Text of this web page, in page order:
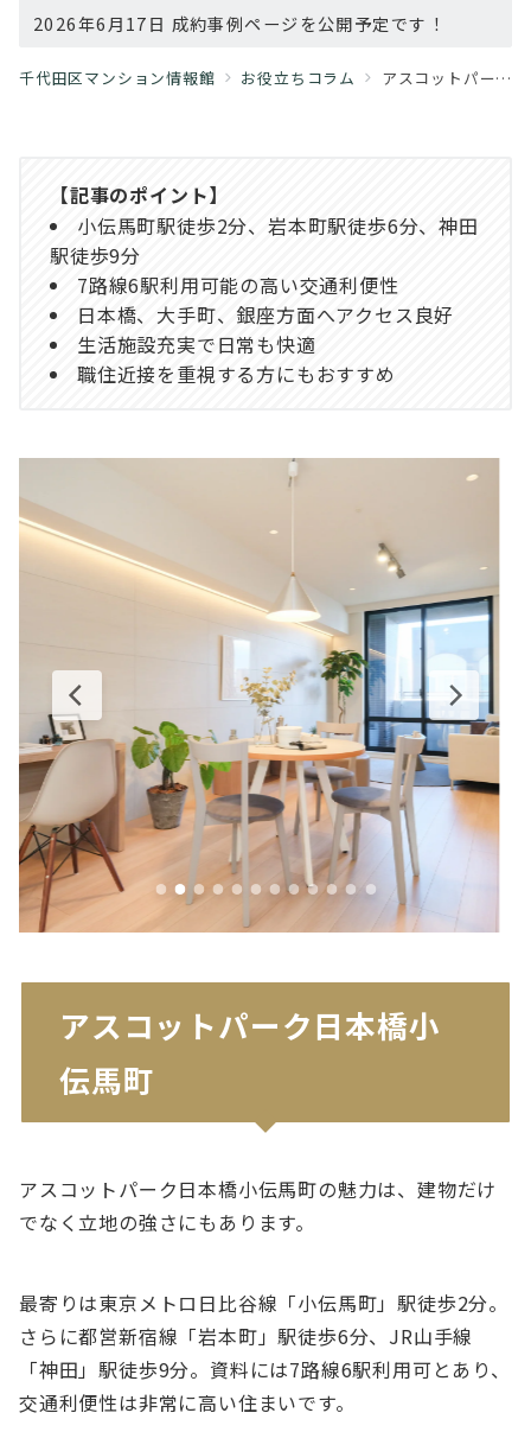
2026年6月17日 成約事例ページを公開予定です！
千代田区マンション情報館 お役立ちコラム アスコットパーク日本橋小伝馬町｜神田・秋葉原・東京駅を自在に使う。小伝馬町徒歩2分で始まるスマート都心生活
【記事のポイント】
小伝馬町駅徒歩2分、岩本町駅徒歩6分、神田
駅徒歩9分
7路線6駅利用可能の高い交通利便性
日本橋、大手町、銀座方面へアクセス良好
生活施設充実で日常も快適
職住近接を重視する方にもおすすめ
アスコットパーク日本橋小
伝馬町
アスコットパーク日本橋小伝馬町の魅力は、建物だけ
でなく立地の強さにもあります。
最寄りは東京メトロ日比谷線「小伝馬町」駅徒歩2分。
さらに都営新宿線「岩本町」駅徒歩6分、JR山手線
「神田」駅徒歩9分。資料には7路線6駅利用可とあり、
交通利便性は非常に高い住まいです。